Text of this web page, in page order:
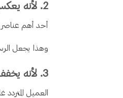
2. لأنه يعكس تجربة حقيقية
أحد أهم عناصر
وهذا يجعل
3. لأنه يخفف مقاومة الشراء
العميل المتردد